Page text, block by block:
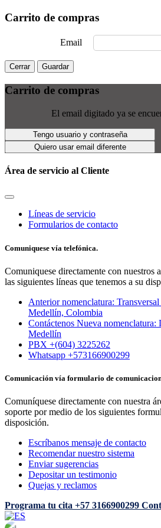
Carrito de compras
Email
Cerrar Guardar
Carrito de compras
El email digitado ya se
Tengo usuario y contraseña
Quiero usar email diferente
Área de servicio al Cliente
Líneas de servicio
Formularios de contacto
Comuniquese vía telefónica.
Comuniquese directamente con nuestros
las siguientes líneas que tenemos a su
Anterior nomenclatura:
Medellín, Colombia
Contáctenos Nueva
Medellín
PBX +(604) 3225262
Whatsapp +573166900299
Comunicación vía formulario de
Comuníquese directamente con nuestra
soporte por medio de los siguientes
disposición.
Escríbanos mensaje de contacto
Recomendar nuestro sistema
Enviar sugerencias
Depositar un testimonio
Quejas y reclamos
Programa tu cita +57 3166900299